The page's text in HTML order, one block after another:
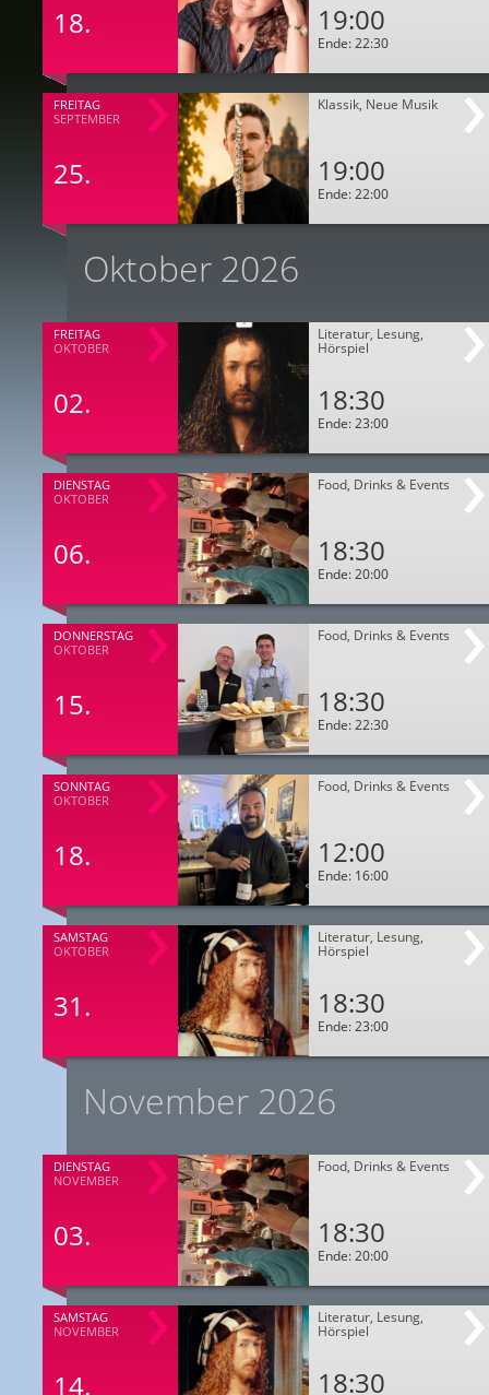
18. 19:00
Ende: 22:30
FREITAG
SEPTEMBER
25.
Klassik, Neue Musik
19:00
Ende: 22:00
Oktober 2026
FREITAG
OKTOBER
02.
Literatur, Lesung,
Hörspiel
18:30
Ende: 23:00
DIENSTAG
OKTOBER
06.
Food, Drinks & Events
18:30
Ende: 20:00
DONNERSTAG
OKTOBER
15.
Food, Drinks & Events
18:30
Ende: 22:30
SONNTAG
OKTOBER
18.
Food, Drinks & Events
12:00
Ende: 16:00
SAMSTAG
OKTOBER
31.
Literatur, Lesung,
Hörspiel
18:30
Ende: 23:00
November 2026
DIENSTAG
NOVEMBER
03.
Food, Drinks & Events
18:30
Ende: 20:00
SAMSTAG
NOVEMBER
14.
Literatur, Lesung,
Hörspiel
18:30